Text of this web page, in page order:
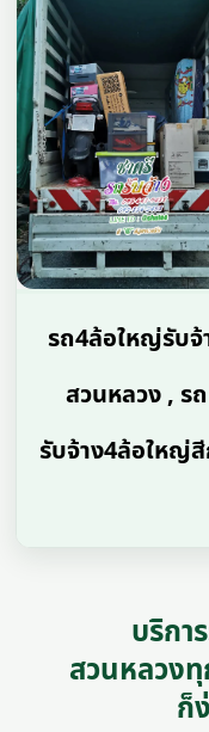
รถ4ล้อใหญ่รับจ้
สวนหลวง , รถ
รับจ้าง4ล้อใหญ่
บริกา
สวนหลวงทุ
ก็